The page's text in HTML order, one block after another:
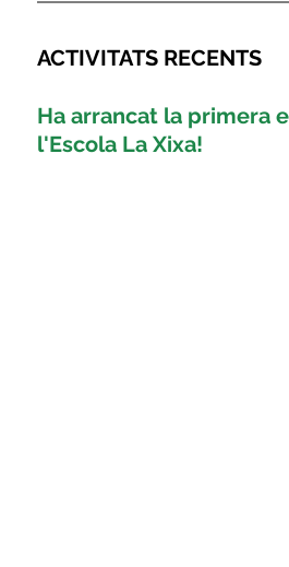
ACTIVITATS RECENTS
Ha arrancat la primera
l'Escola La Xixa!